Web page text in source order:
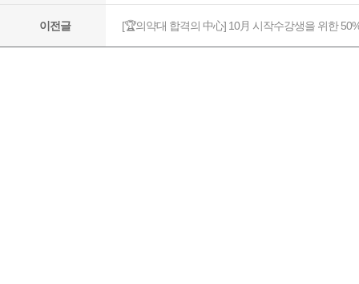
이전글 [🏆의약대 합격의 中心] 10月 시작수강생을 위한